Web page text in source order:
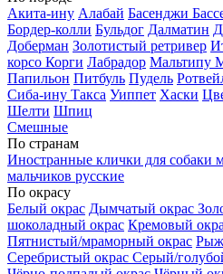
Акита-ину Алабай Басенджи
Бордер-колли Бульдог Далматин
Доберман Золотистый ретривер
корсо Корги Лабрадор Мальтипу
Папильон Питбуль Пудель
Сиба-ину Такса Уиппет Хаски
Шелти Шпиц
Смешные
По странам
Иностранные клички для собаки
мальчиков русские
По окрасу
Белый окрас Дымчатый окрас
шоколадный окрас Кремовый
Пятнистый/мраморный окрас
Серебристый окрас Серый/